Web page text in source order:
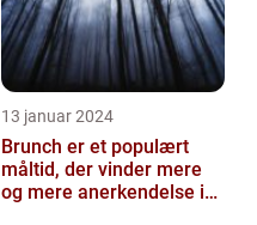
13 januar 2024
Brunch er et populært
måltid, der vinder mere
og mere anerkendelse i